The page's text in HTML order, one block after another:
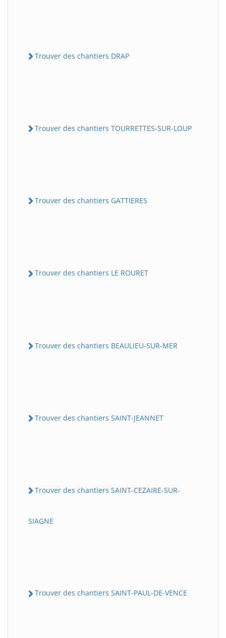
Trouver des chantiers DRAP
Trouver des chantiers TOURRETTES-SUR-LOUP
Trouver des chantiers GATTIERES
Trouver des chantiers LE ROURET
Trouver des chantiers BEAULIEU-SUR-MER
Trouver des chantiers SAINT-JEANNET
Trouver des chantiers SAINT-CEZAIRE-SUR-
SIAGNE
Trouver des chantiers SAINT-PAUL-DE-VENCE